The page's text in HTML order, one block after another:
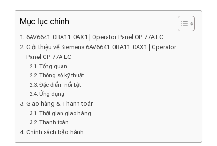
Mục lục chính
6AV6641-0BA11-0AX1 | Operator Panel OP 77A LC
Giới thiệu về Siemens 6AV6641-0BA11-0AX1 | Operator
Panel OP 77A LC
Tổng quan
Thông số kỹ thuật
Đặc điểm nổi bật
Ứng dụng
Giao hàng & Thanh toán
Thời gian giao hàng
Thanh toán
Chính sách bảo hành